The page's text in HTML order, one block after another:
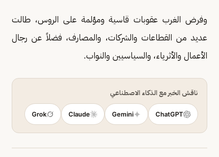
وفرض الغرب عقوبات قاسية ومؤلمة على الروس، طالت
عديد من القطاعات والشركات، والمصارف، فضلاً عن رجال
الأعمال والأثرياء، والسياسيين والنواب.
ناقش الخبر مع الذكاء الاصطناعي
ChatGPT
Gemini
Claude
Grok